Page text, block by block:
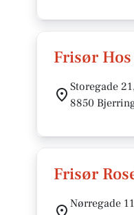
Frisør
Storegade
8850
Frisør
Nørregade 11